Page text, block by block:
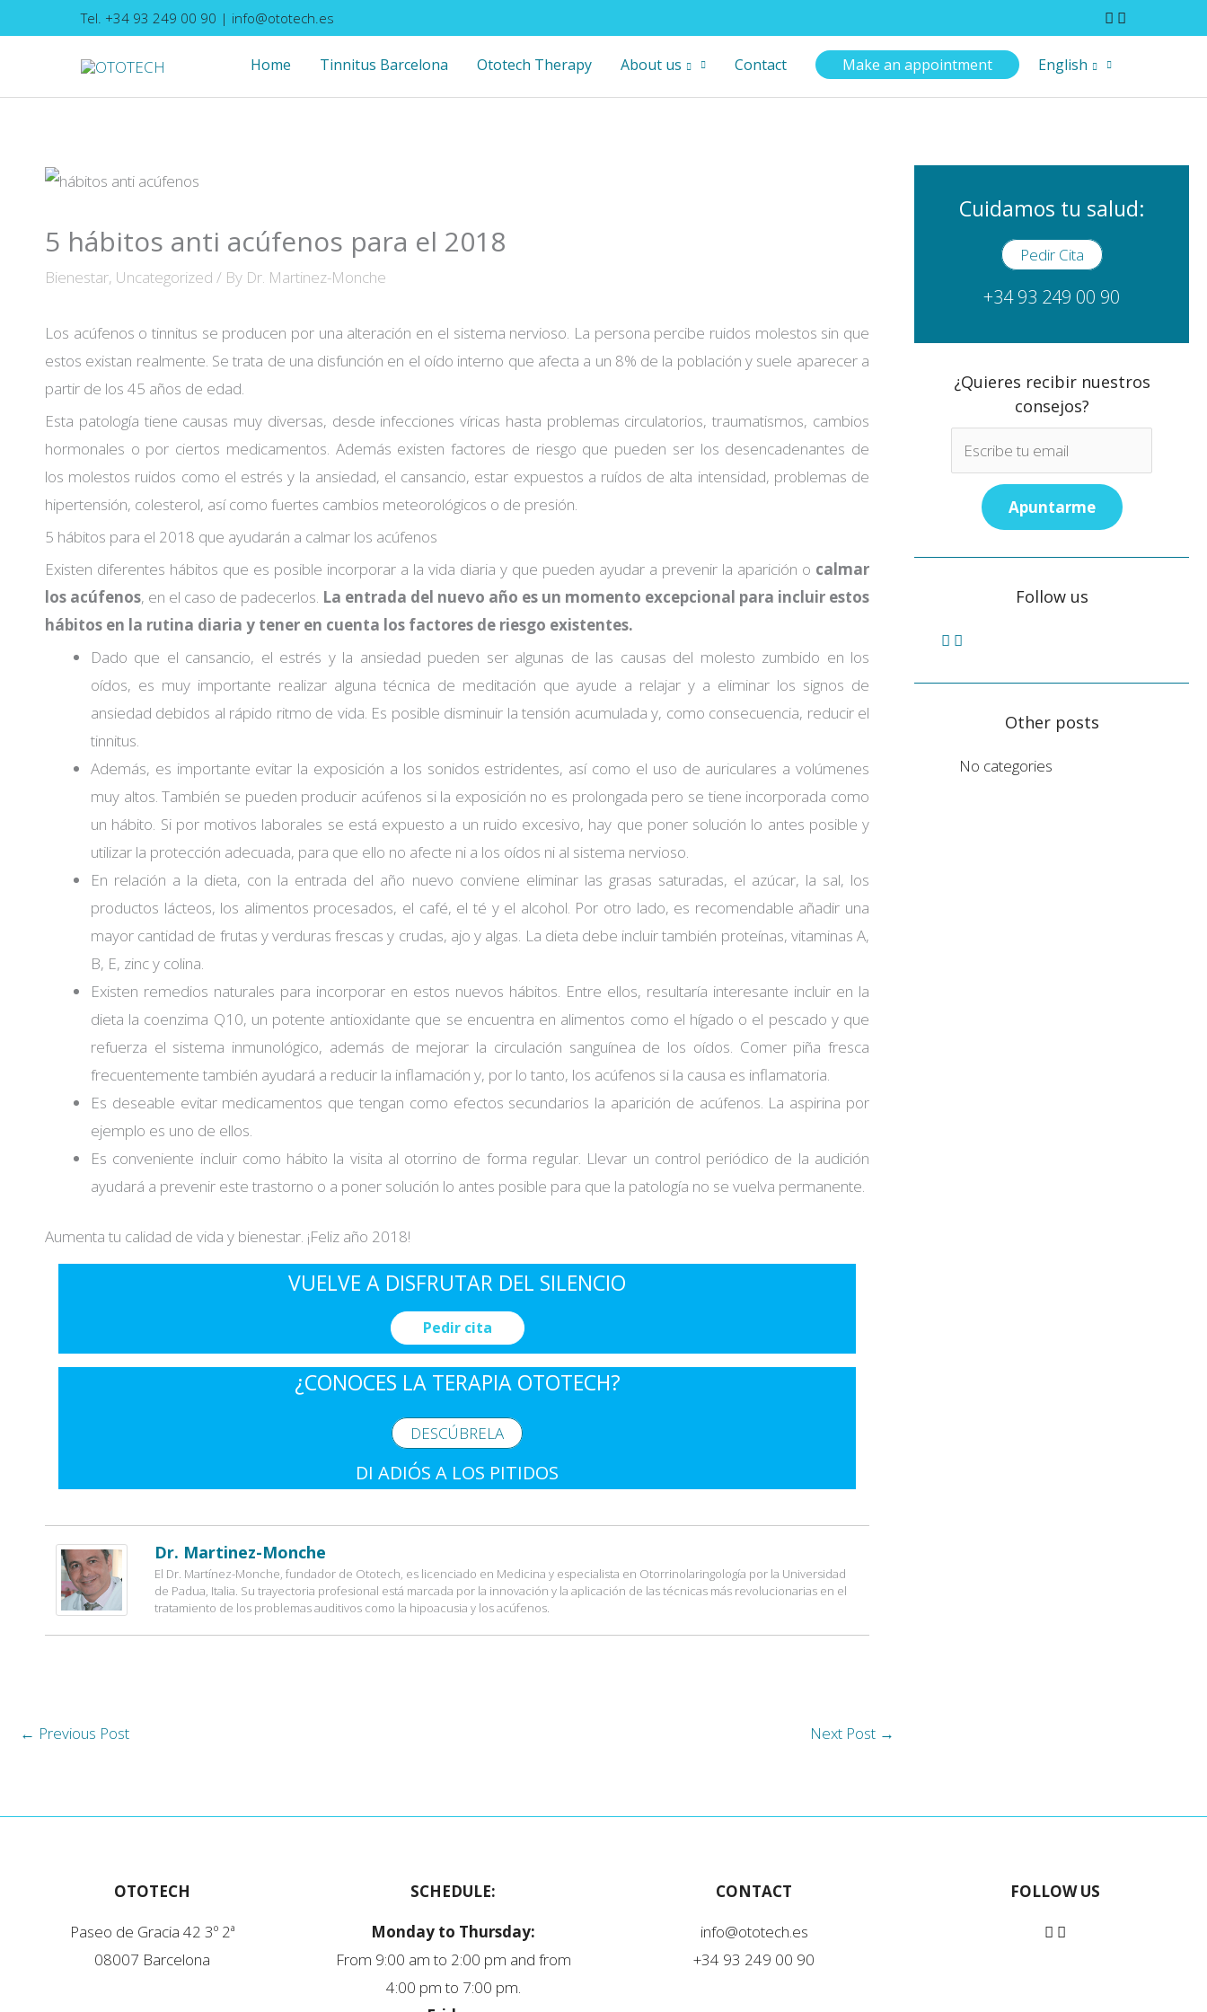
to
Tel. +34 93 249 00 90 | info@ototech.es
Home Tinnitus Barcelona Ototech Therapy About us Contact Make an appointment English
5 hábitos anti acúfenos para el 2018
Bienestar, Uncategorized / By Dr. Martinez-Monche
Los acúfenos o tinnitus se producen por una alteración en el sistema nervioso. La persona percibe ruidos molestos sin que
estos existan realmente. Se trata de una disfunción en el oído interno que afecta a un 8% de la población y suele aparecer a
partir de los 45 años de edad.
Esta patología tiene causas muy diversas, desde infecciones víricas hasta problemas circulatorios, traumatismos, cambios
hormonales o por ciertos medicamentos. Además existen factores de riesgo que pueden ser los desencadenantes de
los molestos ruidos como el estrés y la ansiedad, el cansancio, estar expuestos a ruídos de alta intensidad, problemas de
hipertensión, colesterol, así como fuertes cambios meteorológicos o de presión.
5 hábitos para el 2018 que ayudarán a calmar los acúfenos
Existen diferentes hábitos que es posible incorporar a la vida diaria y que pueden ayudar a prevenir la aparición o calmar
los acúfenos, en el caso de padecerlos. La entrada del nuevo año es un momento excepcional para incluir estos
hábitos en la rutina diaria y tener en cuenta los factores de riesgo existentes.
Dado que el cansancio, el estrés y la ansiedad pueden ser algunas de las causas del molesto zumbido en los
oídos, es muy importante realizar alguna técnica de meditación que ayude a relajar y a eliminar los signos de
ansiedad debidos al rápido ritmo de vida. Es posible disminuir la tensión acumulada y, como consecuencia, reducir el
tinnitus.
Además, es importante evitar la exposición a los sonidos estridentes, así como el uso de auriculares a volúmenes
muy altos. También se pueden producir acúfenos si la exposición no es prolongada pero se tiene incorporada como
un hábito. Si por motivos laborales se está expuesto a un ruido excesivo, hay que poner solución lo antes posible y
utilizar la protección adecuada, para que ello no afecte ni a los oídos ni al sistema nervioso.
En relación a la dieta, con la entrada del año nuevo conviene eliminar las grasas saturadas, el azúcar, la sal, los
productos lácteos, los alimentos procesados, el café, el té y el alcohol. Por otro lado, es recomendable añadir una
mayor cantidad de frutas y verduras frescas y crudas, ajo y algas. La dieta debe incluir también proteínas, vitaminas A,
B, E, zinc y colina.
Existen remedios naturales para incorporar en estos nuevos hábitos. Entre ellos, resultaría interesante incluir en la
dieta la coenzima Q10, un potente antioxidante que se encuentra en alimentos como el hígado o el pescado y que
refuerza el sistema inmunológico, además de mejorar la circulación sanguínea de los oídos. Comer piña fresca
frecuentemente también ayudará a reducir la inflamación y, por lo tanto, los acúfenos si la causa es inflamatoria.
Es deseable evitar medicamentos que tengan como efectos secundarios la aparición de acúfenos. La aspirina por
ejemplo es uno de ellos.
Es conveniente incluir como hábito la visita al otorrino de forma regular. Llevar un control periódico de la audición
ayudará a prevenir este trastorno o a poner solución lo antes posible para que la patología no se vuelva permanente.
Aumenta tu calidad de vida y bienestar. ¡Feliz año 2018!
VUELVE A DISFRUTAR DEL SILENCIO
Pedir cita
¿CONOCES LA TERAPIA OTOTECH?
DESCÚBRELA
DI ADIÓS A LOS PITIDOS
Dr. Martinez-Monche
El Dr. Martínez-Monche, fundador de Ototech, es licenciado en Medicina y especialista en Otorrinolaringología por la Universidad
de Padua, Italia. Su trayectoria profesional está marcada por la innovación y la aplicación de las técnicas más revolucionarias en el
tratamiento de los problemas auditivos como la hipoacusia y los acúfenos.
← Previous Post Next Post →
Cuidamos tu salud:
Pedir Cita
+34 93 249 00 90
¿Quieres recibir nuestros
consejos?
Follow us
Other posts
No categories
OTOTECH
Paseo de Gracia 42 3º 2ª
08007 Barcelona
SCHEDULE:
Monday to Thursday:
From 9:00 am to 2:00 pm and from
4:00 pm to 7:00 pm.
CONTACT
info@ototech.es
+34 93 249 00 90
FOLLOW US